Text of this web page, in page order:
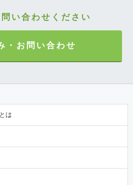
い合わせください
・お問い合わせ
は